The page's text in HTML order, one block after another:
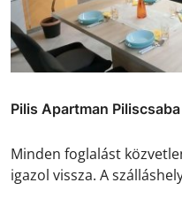
Pilis Apartman Piliscsaba
Minden foglalást
igazol vissza. A